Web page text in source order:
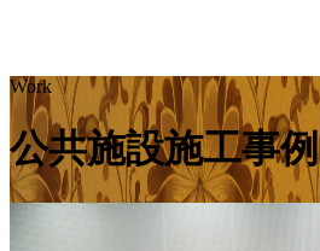
Work
公共施設施工事例